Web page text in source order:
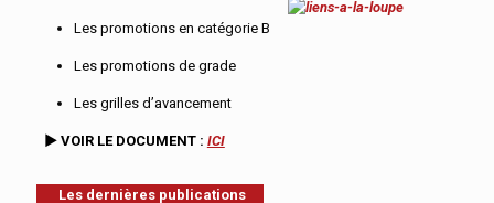
Les promotions en catégorie B
Les promotions de grade
Les grilles d’avancement
► VOIR LE DOCUMENT : ICI
Les dernières publications